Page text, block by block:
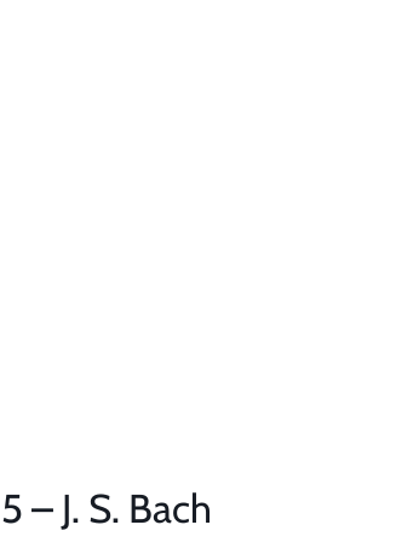
– J. S. Bach